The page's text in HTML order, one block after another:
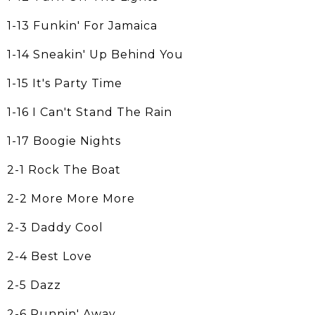
1-13 Funkin' For Jamaica
1-14 Sneakin' Up Behind You
1-15 It's Party Time
1-16 I Can't Stand The Rain
1-17 Boogie Nights
2-1 Rock The Boat
2-2 More More More
2-3 Daddy Cool
2-4 Best Love
2-5 Dazz